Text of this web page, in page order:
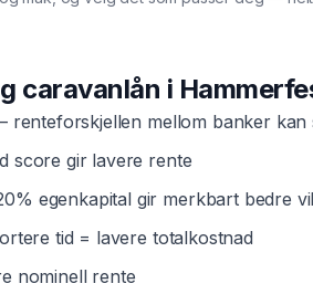
caravanlån i
renteforskjellen mellom banker kan
score gir lavere rente
egenkapital gir merkbart bedre
tid = lavere totalkostnad
nominell rente